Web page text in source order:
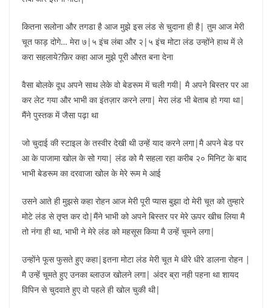
कितना सलोना और तगडा है आज मुझे इस लंड से चुदाना ही है| तुम आज मेरी
चूत फाड़ दोगे… मेरा ७|५ इंच लंबा और २|५ इंच मोटा लंड उन्होंने हाथ में ले
करा सहलाये?फ़िर कहा आज मुझे पूरी औरत बना देना
वैसा बोलके दूध अपने साथ लेके वो बेडरूम में चली गयी| मै अपने बिस्तर पर आ
कर लेट गया और भाभी का इंतज़ार करने लगा| मेरा लंड भी बेताब हो गया था|
मैंने पुस्तक में जैसा पढ़ा था
जो चुदाई की स्टाइल के तस्वीर देखी थी उन्हें याद करने लगा|मै अपने बेड पर
आ के पाजामा खोल के सो गया| लंड को मै सहला रहा करीब २० मिनिट के बाद
भाभी बेडरूम का दरवाजा खोल के मेरे रूम मे आई
उसने आते ही मुझसे कहा रोहन आज मेरी पूरी प्यास बुझा दो मेरी चूत को तुम्हारे
मोटे लंड से तृप्त कर दो|मैंने भाभी को अपने बिस्तर पर मेरे ऊपर खीच लिया मै
तो नंगा ही था, भाभी ने मेरे लंड को महसूस किया मै उन्हें चूमने लगा|
उन्होंने फूस फुसते हुए कहा|इतना मोटा लंड मेरी चूत मे धीरे धीरे डालना रोहन |
मै उन्हें चूमते हुए उनका ब्लाउज खोलने लगा| अंदर ब्रा नही पहना था शायद
विपिन से चुदवाते हुए वो पहले ही खोल चुकी थी|